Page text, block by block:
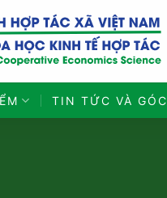
TIN TỨC VÀ